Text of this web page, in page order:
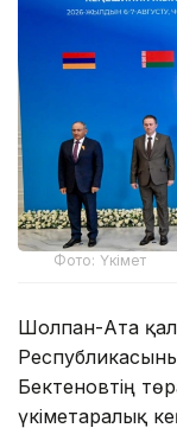
Фото: Үкімет
Шолпан-Ата
Бектеновтің
үкіметаралық